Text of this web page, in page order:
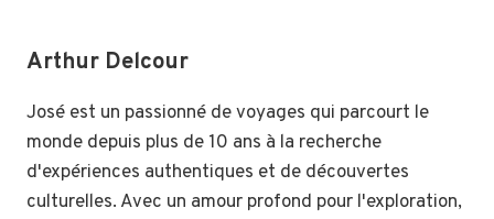
Arthur Delcour
José est un passionné de voyages qui parcourt le
monde depuis plus de 10 ans à la recherche
d'expériences authentiques et de découvertes
culturelles. Avec un amour profond pour l'exploration,